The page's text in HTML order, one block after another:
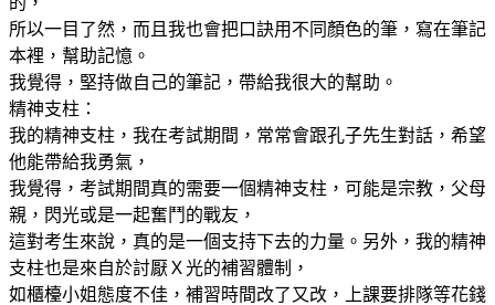
所以一目了然，而且我也會把口訣用不同顏色的筆，寫在筆記
本裡，幫助記憶。
我覺得，堅持做自己的筆記，帶給我很大的幫助。
精神支柱：
我的精神支柱，我在考試期間，常常會跟孔子先生對話，希望
他能帶給我勇氣，
我覺得，考試期間真的需要一個精神支柱，可能是宗教，父母
親，閃光或是一起奮鬥的戰友，
這對考生來說，真的是一個支持下去的力量。另外，我的精神
支柱也是來自於討厭Ｘ光的補習體制，
如櫃檯小姐態度不佳，補習時間改了又改，上課要排隊等花錢